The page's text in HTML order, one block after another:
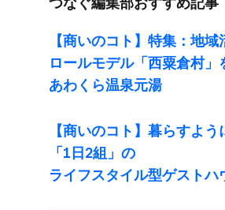
【商いの​コト】​特集：地​域
ロールモデル​「西粟倉村」
あわくら温泉元湯
【商いの​コト】暮らすよう
「1日2組」の​
ライフスタイル型ゲストハ